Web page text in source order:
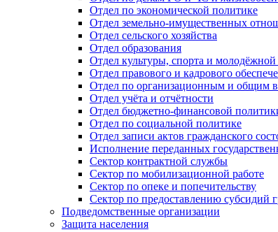
Отдел по экономической политике
Отдел земельно-имущественных
Отдел сельского хозяйства
Отдел образования
Отдел культуры, спорта и
Отдел правового и кадрового
Отдел по организационным и общим
Отдел учёта и отчётности
Отдел бюджетно-финансовой
Отдел по социальной политике
Отдел записи актов гражданского
Исполнение переданных
Сектор контрактной службы
Сектор по мобилизационной работе
Сектор по опеке и попечительству
Сектор по предоставлению
Подведомственные организации
Защита населения